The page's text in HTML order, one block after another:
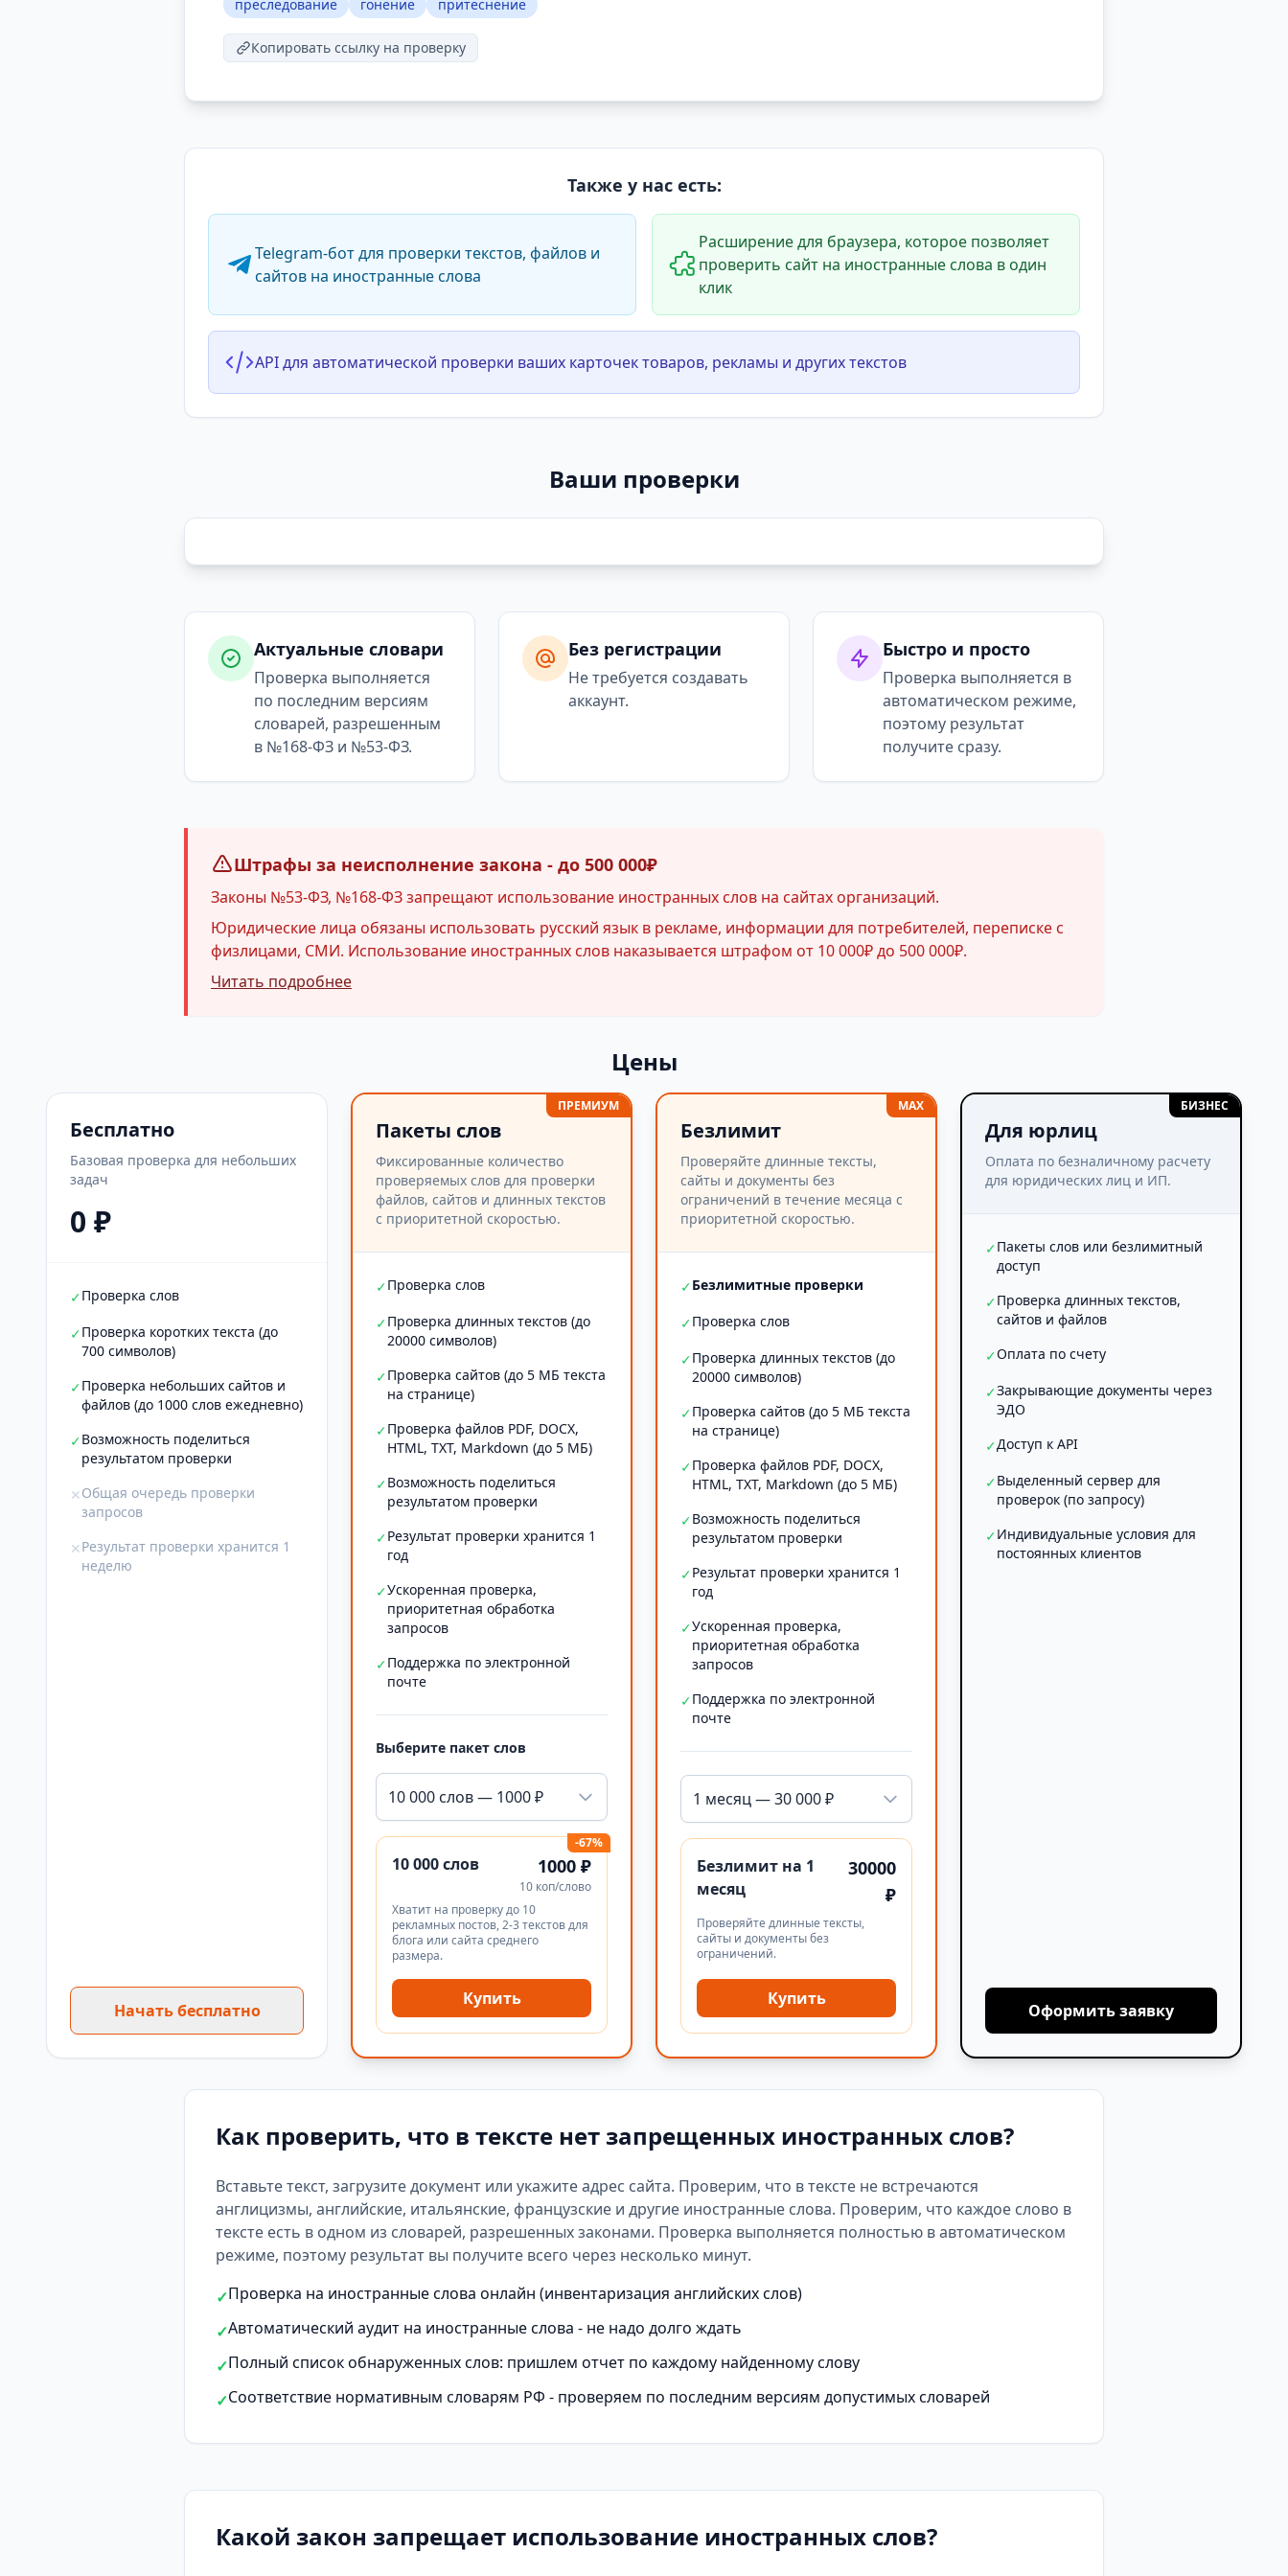
преследование гонение притеснение
Копировать ссылку на проверку
Также у нас есть:
Telegram-бот для проверки текстов, файлов и
сайтов на иностранные слова
Расширение для браузера, которое позволяет
проверить сайт на иностранные слова в один
клик
API для автоматической проверки ваших карточек товаров, рекламы и других текстов
Ваши проверки
Актуальные словари
Проверка выполняется
по последним версиям
словарей, разрешенным
в №168-ФЗ и №53-ФЗ.
Без регистрации
Не требуется создавать
аккаунт.
Быстро и просто
Проверка выполняется в
автоматическом режиме,
поэтому результат
получите сразу.
Штрафы за неисполнение закона - до 500 000₽
Законы №53-ФЗ, №168-ФЗ запрещают использование иностранных слов на сайтах организаций.
Юридические лица обязаны использовать русский язык в рекламе, информации для потребителей, переписке с
физлицами, СМИ. Использование иностранных слов наказывается штрафом от 10 000₽ до 500 000₽.
Читать подробнее
Цены
Бесплатно
Базовая проверка для небольших
задач
0 ₽
✓Проверка слов
✓Проверка коротких текста (до
700 символов)
✓Проверка небольших сайтов и
файлов (до 1000 слов ежедневно)
✓Возможность поделиться
результатом проверки
✕Общая очередь проверки
запросов
✕Результат проверки хранится 1
неделю
Начать бесплатно
ПРЕМИУМ
Пакеты слов
Фиксированные количество
проверяемых слов для проверки
файлов, сайтов и длинных текстов
с приоритетной скоростью.
✓Проверка слов
✓Проверка длинных текстов (до
20000 символов)
✓Проверка сайтов (до 5 МБ текста
на странице)
✓Проверка файлов PDF, DOCX,
HTML, TXT, Markdown (до 5 МБ)
✓Возможность поделиться
результатом проверки
✓Результат проверки хранится 1
год
✓Ускоренная проверка,
приоритетная обработка
запросов
✓Поддержка по электронной
почте
Выберите пакет слов
10 000 слов — 1000 ₽
-67%
10 000 слов 1000 ₽
10 коп/слово
Хватит на проверку до 10
рекламных постов, 2-3 текстов для
блога или сайта среднего
размера.
Купить
MAX
Безлимит
Проверяйте длинные тексты,
сайты и документы без
ограничений в течение месяца с
приоритетной скоростью.
✓Безлимитные проверки
✓Проверка слов
✓Проверка длинных текстов (до
20000 символов)
✓Проверка сайтов (до 5 МБ текста
на странице)
✓Проверка файлов PDF, DOCX,
HTML, TXT, Markdown (до 5 МБ)
✓Возможность поделиться
результатом проверки
✓Результат проверки хранится 1
год
✓Ускоренная проверка,
приоритетная обработка
запросов
✓Поддержка по электронной
почте
1 месяц — 30 000 ₽
Безлимит на 1
месяц
30000
₽
Проверяйте длинные тексты,
сайты и документы без
ограничений.
Купить
БИЗНЕС
Для юрлиц
Оплата по безналичному расчету
для юридических лиц и ИП.
✓Пакеты слов или безлимитный
доступ
✓Проверка длинных текстов,
сайтов и файлов
✓Оплата по счету
✓Закрывающие документы через
ЭДО
✓Доступ к API
✓Выделенный сервер для
проверок (по запросу)
✓Индивидуальные условия для
постоянных клиентов
Оформить заявку
Как проверить, что в тексте нет запрещенных иностранных слов?
Вставьте текст, загрузите документ или укажите адрес сайта. Проверим, что в тексте не встречаются
англицизмы, английские, итальянские, французские и другие иностранные слова. Проверим, что каждое слово в
тексте есть в одном из словарей, разрешенных законами. Проверка выполняется полностью в автоматическом
режиме, поэтому результат вы получите всего через несколько минут.
✓Проверка на иностранные слова онлайн (инвентаризация английских слов)
✓Автоматический аудит на иностранные слова - не надо долго ждать
✓Полный список обнаруженных слов: пришлем отчет по каждому найденному слову
✓Соответствие нормативным словарям РФ - проверяем по последним версиям допустимых словарей
Какой закон запрещает использование иностранных слов?